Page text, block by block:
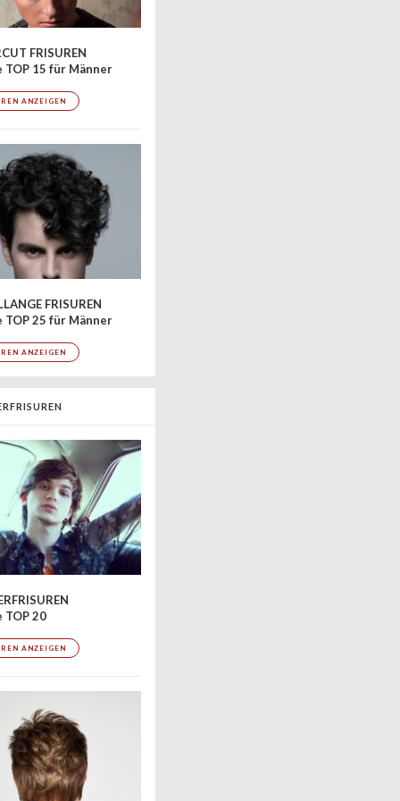
FRISUREN
TOP 15 für Männer
ANZEIGEN
FRISUREN
TOP 25 für Männer
ANZEIGEN
TOP 20
ANZEIGEN